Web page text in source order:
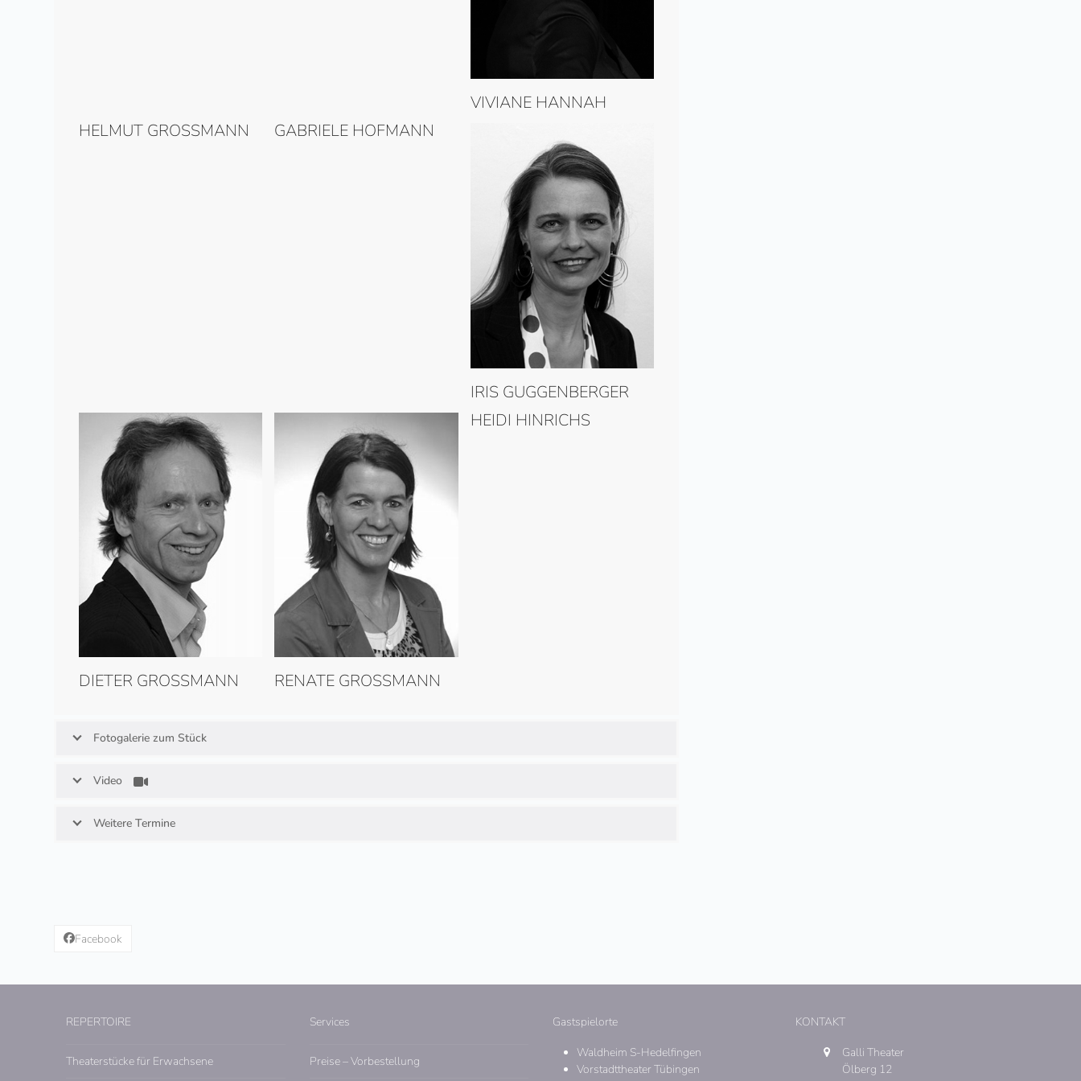
VIVIANE HANNAH
HELMUT GROSSMANN
GABRIELE HOFMANN
IRIS GUGGENBERGER
DIETER GROSSMANN RENATE GROSSMANN
HEIDI HINRICHS
Fotogalerie zum Stück
Video
Weitere Termine
Facebook
REPERTOIRE
Theaterstücke für Erwachsene
Services
Preise – Vorbestellung
Gastspielorte
Waldheim S-Hedelfingen
Vorstadttheater Tübingen
KONTAKT
Galli Theater
Ölberg 12